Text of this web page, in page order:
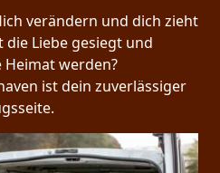
verändern und dich zieht
die Liebe gesiegt und
werden?
ist dein zuverlässiger